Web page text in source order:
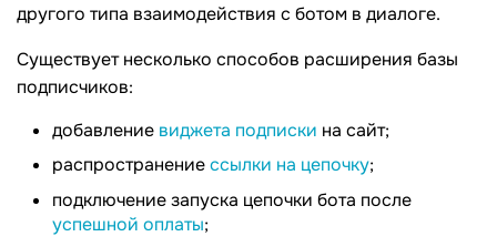
другого типа взаимодействия с ботом в диалоге.
Существует несколько способов расширения базы
подписчиков:
добавление виджета подписки на сайт;
распространениессылки на цепочку;
подключение запуска цепочки бота после
успешной оплаты;